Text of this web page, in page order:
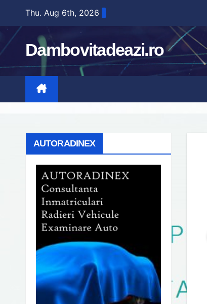
content
Thu. Aug 6th, 2026
Dambovitadeazi.ro
AUTORADINEX